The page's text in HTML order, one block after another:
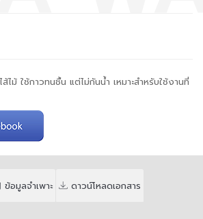
ไม้ ใช้กาวทนชื้น แต่ไม่กันน้ำ เหมาะสำหรับใช้งานที่
ข้อมูลจำเพาะ ดาวน์โหลดเอกสาร